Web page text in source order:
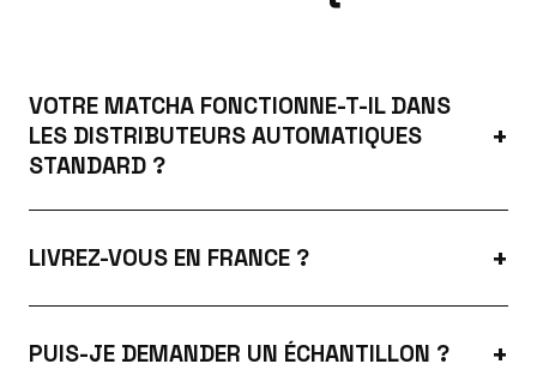
VOTRE MATCHA FONCTIONNE-T-IL DANS
LES DISTRIBUTEURS AUTOMATIQUES
STANDARD ?
LIVREZ-VOUS EN FRANCE ?
PUIS-JE DEMANDER UN ÉCHANTILLON ?